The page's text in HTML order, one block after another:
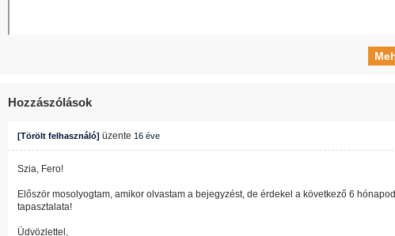
Hozzászólások
[Törölt felhasználó] üzente 16 éve
Szia, Fero!
Először mosolyogtam, amikor olvastam a bejegyzést, de érdekel a következő 6 hónapod
tapasztalata!
Üdvözlettel,